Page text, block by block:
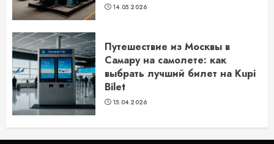
14.05.2026
Путешествие из Москвы в
Самару на самолете: как
выбрать лучший билет на Kupi
Bilet
15.04.2026